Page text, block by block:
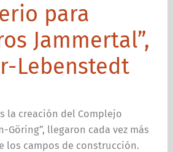
para
Jammertal”,
Lebenstedt
la creación del Complejo
Göring”, llegaron cada vez más
los campos de construcción.